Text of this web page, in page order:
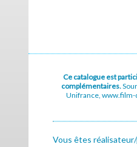
Ce catalogue est
complémentaires.
Unifrance, www.film-
Vous êtes